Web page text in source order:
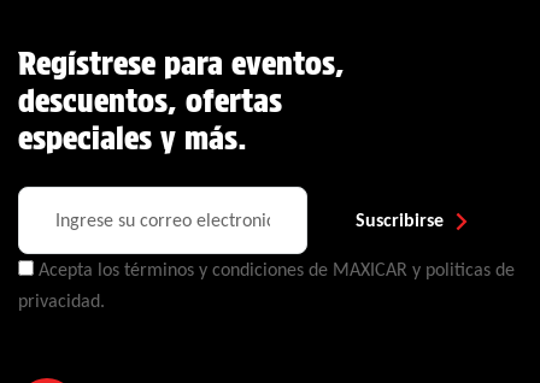
Regístrese para eventos,
descuentos, ofertas
especiales y más.
Suscribirse
Acepta los términos y condiciones de MAXICAR y politicas de
privacidad.